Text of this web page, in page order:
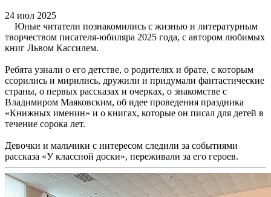
24 июл 2025
Юные читатели познакомились с жизнью и литературным
творчеством писателя-юбиляра 2025 года, с автором любимых
книг Львом Кассилем.
Ребята узнали о его детстве, о родителях и брате, с которым
ссорились и мирились, дружили и придумали фантастические
страны, о первых рассказах и очерках, о знакомстве с
Владимиром Маяковским, об идее проведения праздника
«Книжных именин» и о книгах, которые он писал для детей в
течение сорока лет.
Девочки и мальчики с интересом следили за событиями
рассказа «У классной доски», переживали за его героев.